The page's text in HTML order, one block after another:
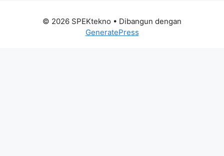
© 2026 SPEKtekno • Dibangun dengan
GeneratePress